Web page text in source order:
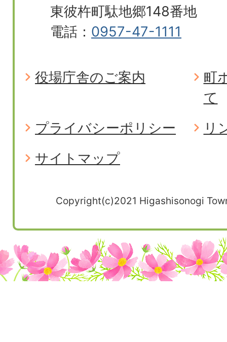
東彼杵町駄地郷148番地
電話： 0957-47-1111
役場庁舎のご案内
町
て
プライバシーポリシー
リ
サイトマップ
Copyright(c)2021 Higashisonogi